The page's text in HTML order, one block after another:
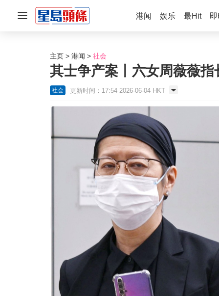
港闻 娱乐 最Hit
主页 港闻 社会
其士争产案丨六女周薇薇
社会 更新时间：17:54 2026-06-04 HKT